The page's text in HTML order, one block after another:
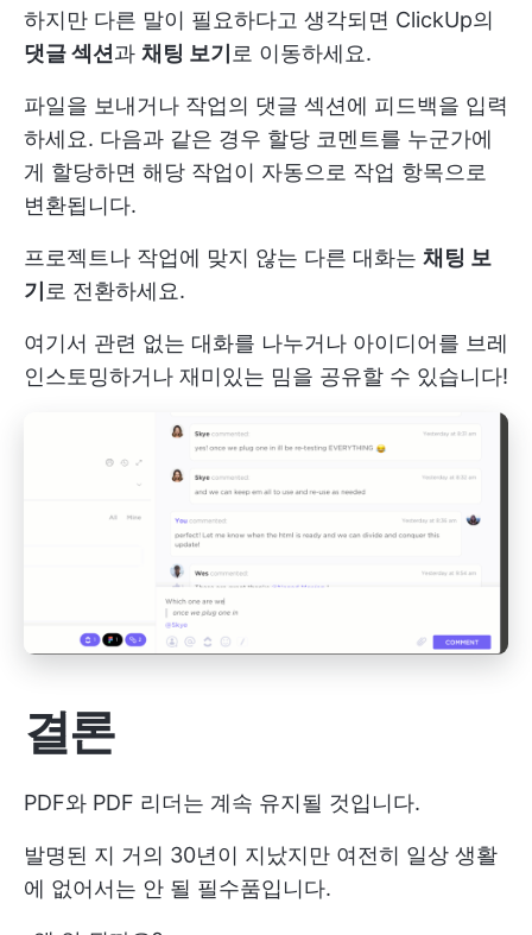
하지만 다른 말이 필요하다고 생각되면 ClickUp의
댓글 섹션 과 채팅 보기 로 이동하세요.
파일을 보내거나 작업의 댓글 섹션에 피드백을 입력
하세요. 다음과 같은 경우 할당 코멘트를 누군가에
게 할당하면 해당 작업이 자동으로 작업 항목으로
변환됩니다.
프로젝트나 작업에 맞지 않는 다른 대화는 채팅 보
기 로 전환하세요.
여기서 관련 없는 대화를 나누거나 아이디어를 브레
인스토밍하거나 재미있는 밈을 공유할 수 있습니다!
결론
PDF와 PDF 리더는 계속 유지될 것입니다.
발명된 지 거의 30년이 지났지만 여전히 일상 생활
에 없어서는 안 될 필수품입니다.